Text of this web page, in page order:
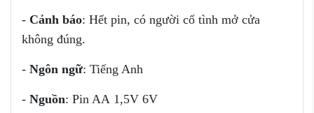
- Cảnh báo: Hết pin, có người cố tình mở cửa
không đúng.
- Ngôn ngữ: Tiếng Anh
- Nguồn: Pin AA 1,5V 6V